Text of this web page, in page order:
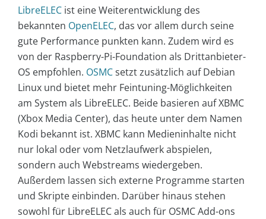
LibreELEC ist eine Weiterentwicklung des
bekannten OpenELEC, das vor allem durch seine
gute Performance punkten kann. Zudem wird es
von der Raspberry-Pi-Foundation als Drittanbieter-
OS empfohlen. OSMCsetzt zusätzlich auf Debian
Linux und bietet mehr Feintuning-Möglichkeiten
am System als LibreELEC. Beide basieren auf XBMC
(Xbox Media Center), das heute unter dem Namen
Kodi bekannt ist. XBMC kann Medieninhalte nicht
nur lokal oder vom Netzlaufwerk abspielen,
sondern auch Webstreams wiedergeben.
Außerdem lassen sich externe Programme starten
und Skripte einbinden. Darüber hinaus stehen
sowohl für LibreELEC als auch für OSMC Add-ons